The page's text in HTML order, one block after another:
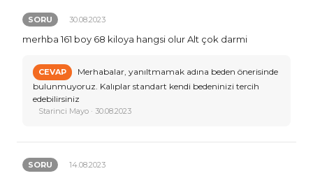
SORU 30.08.2023
merhba 161 boy 68 kiloya hangsi olur Alt çok darmi
CEVAP
Merhabalar, yanıltmamak adına beden önerisinde
bulunmuyoruz. Kalıplar standart kendi bedeninizi tercih
edebilirsiniz
Starinci Mayo · 30.08.2023
SORU 14.08.2023